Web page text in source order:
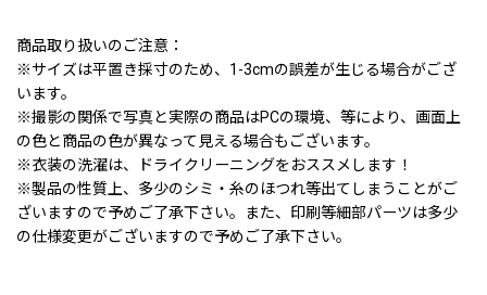
商品取り扱いのご注意：
※サイズは平置き採寸のため、1-3cmの誤差が生じる場合がござ
います。
※撮影の関係で写真と実際の商品はPCの環境、等により、画面上
の色と商品の色が異なって見える場合もございます。
※衣装の洗濯は、ドライクリーニングをおススメします！
※製品の性質上、多少のシミ・糸のほつれ等出てしまうことがご
ざいますので予めご了承下さい。また、印刷等細部パーツは多少
の仕様変更がございますので予めご了承下さい。